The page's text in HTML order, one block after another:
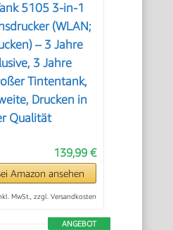
5105 3-in-1
(WLAN;
– 3 Jahre
3 Jahre
Tintentank,
Drucken in
Qualität
139,99 €
Amazon ansehen
MwSt., zzgl. Versandkosten
ANGEBOT